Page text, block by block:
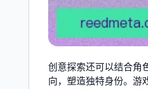
创意探索还可以结合角
向，塑造独特身份。游